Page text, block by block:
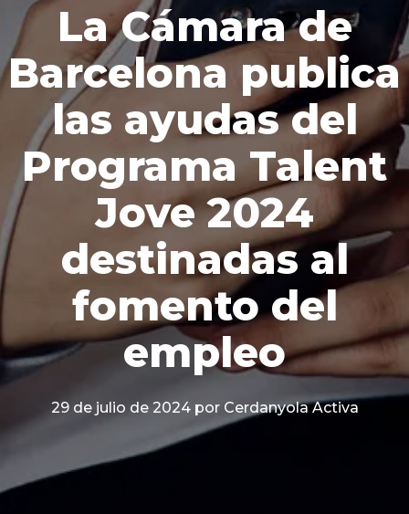
La Cámara de
Barcelona publica
las ayudas del
Programa Talent
Jove 2024
destinadas al
fomento del
empleo
29 de julio de 2024 por Cerdanyola Activa